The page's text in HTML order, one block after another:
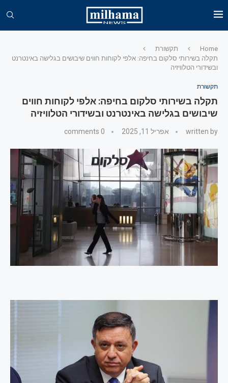
Home
תקשורת
תקלה בשירותי סלקום בחיפה: אלפי לקוחות חווים שיבושים בגלישה באינטרנט
ובשידורי הטלוויזיה
תקשורת
תקלה בשירותי סלקום בחיפה: אלפי לקוחות חווים
שיבושים בגלישה באינטרנט ובשידורי הטלוויזיה
written by אפריל 11, 2025 0 comments